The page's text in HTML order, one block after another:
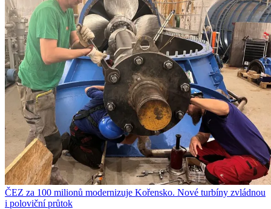
ČEZ za 100 milionů modernizuje Kořensko. Nové turbíny zvládnou
i poloviční průtok